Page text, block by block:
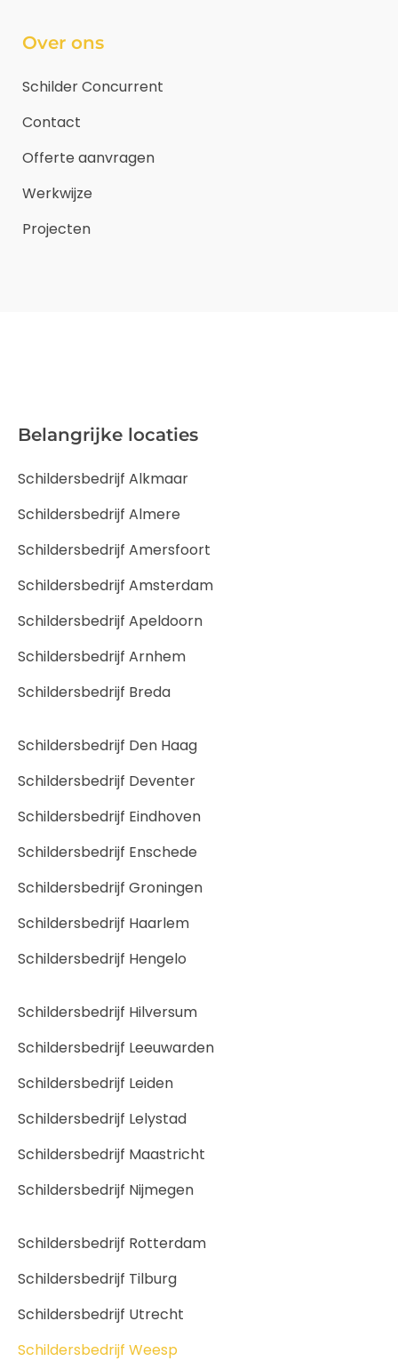
Over ons
Schilder Concurrent
Contact
Offerte aanvragen
Werkwijze
Projecten
Belangrijke locaties
Schildersbedrijf Alkmaar
Schildersbedrijf Almere
Schildersbedrijf Amersfoort
Schildersbedrijf Amsterdam
Schildersbedrijf Apeldoorn
Schildersbedrijf Arnhem
Schildersbedrijf Breda
Schildersbedrijf Den Haag
Schildersbedrijf Deventer
Schildersbedrijf Eindhoven
Schildersbedrijf Enschede
Schildersbedrijf Groningen
Schildersbedrijf Haarlem
Schildersbedrijf Hengelo
Schildersbedrijf Hilversum
Schildersbedrijf Leeuwarden
Schildersbedrijf Leiden
Schildersbedrijf Lelystad
Schildersbedrijf Maastricht
Schildersbedrijf Nijmegen
Schildersbedrijf Rotterdam
Schildersbedrijf Tilburg
Schildersbedrijf Utrecht
Schildersbedrijf Weesp